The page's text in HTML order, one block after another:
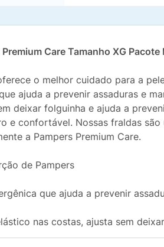
Care Tamanho XG Pacote
o melhor cuidado para a
ajuda a prevenir assaduras e
deixar folguinha e ajuda a
e confortável. Nossas fraldas
a Pampers Premium Care.
de Pampers
que ajuda a prevenir
nas costas, ajusta sem